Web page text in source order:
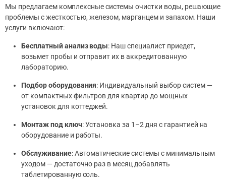
Мы предлагаем комплексные системы очистки воды, решающие
проблемы с жесткостью, железом, марганцем и запахом. Наши
услуги включают:
Бесплатный анализ воды: Наш специалист приедет,
возьмет пробы и отправит их в аккредитованную
лабораторию.
Подбор оборудования: Индивидуальный выбор систем —
от компактных фильтров для квартир до мощных
установок для коттеджей.
Монтаж под ключ: Установка за 1–2 дня с гарантией на
оборудование и работы.
Обслуживание: Автоматические системы с минимальным
уходом — достаточно раз в месяц добавлять
таблетированную соль.